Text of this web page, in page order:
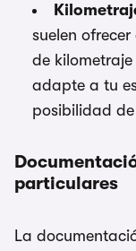
suelen
de
adapte a tu
posibilidad
particulares
La